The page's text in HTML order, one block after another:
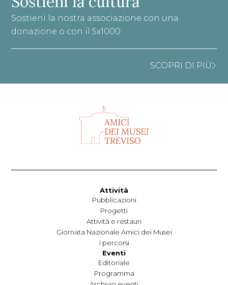
Sostieni la nostra associazione con una
donazione o con il 5x1000
SCOPRI DI PIÙ
Attività
Pubblicazioni
Progetti
Attività e restauri
Giornata Nazionale Amici dei Musei
I percorsi
Eventi
Editoriale
Programma